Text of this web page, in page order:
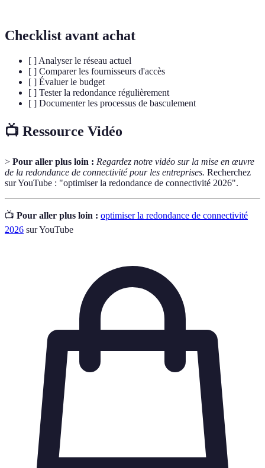
Checklist avant achat
[ ] Analyser le réseau actuel
[ ] Comparer les fournisseurs d'accès
[ ] Évaluer le budget
[ ] Tester la redondance régulièrement
[ ] Documenter les processus de basculement
📺 Ressource Vidéo
> Pour aller plus loin : Regardez notre vidéo sur la mise en œuvre
de la redondance de connectivité pour les entreprises. Recherchez
sur YouTube : "optimiser la redondance de connectivité 2026".
📺 Pour aller plus loin : optimiser la redondance de connectivité
2026 sur YouTube